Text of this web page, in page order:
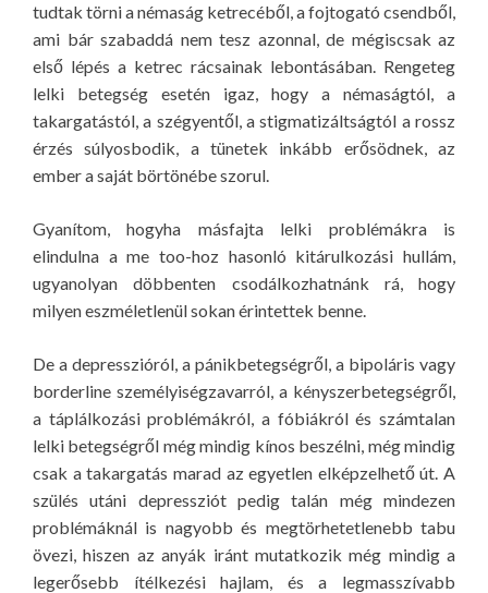
tudtak törni a némaság ketrecéből, a fojtogató csendből,
ami bár szabaddá nem tesz azonnal, de mégiscsak az
első lépés a ketrec rácsainak lebontásában. Rengeteg
lelki betegség esetén igaz, hogy a némaságtól, a
takargatástól, a szégyentől, a stigmatizáltságtól a rossz
érzés súlyosbodik, a tünetek inkább erősödnek, az
ember a saját börtönébe szorul.
Gyanítom, hogyha másfajta lelki problémákra is
elindulna a me too-hoz hasonló kitárulkozási hullám,
ugyanolyan döbbenten csodálkozhatnánk rá, hogy
milyen eszméletlenül sokan érintettek benne.
De a depresszióról, a pánikbetegségről, a bipoláris vagy
borderline személyiségzavarról, a kényszerbetegségről,
a táplálkozási problémákról, a fóbiákról és számtalan
lelki betegségről még mindig kínos beszélni, még mindig
csak a takargatás marad az egyetlen elképzelhető út. A
szülés utáni depressziót pedig talán még mindezen
problémáknál is nagyobb és megtörhetetlenebb tabu
övezi, hiszen az anyák iránt mutatkozik még mindig a
legerősebb ítélkezési hajlam, és a legmasszívabb